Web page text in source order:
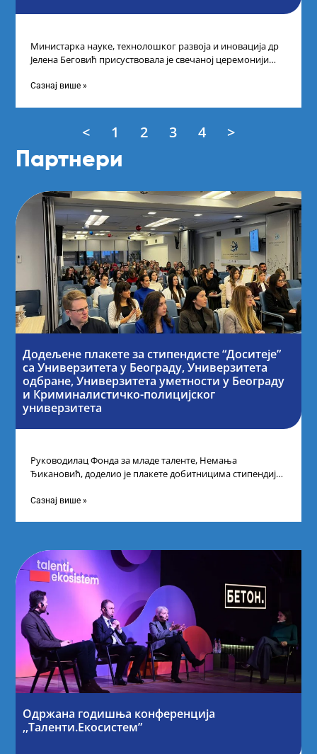
Министарка науке, технолошког развоја и иновација др
Јелена Беговић присуствовала је свечаној церемонији
„Доситеја” Фонда
Сазнај више »
< 1 2 3 4 >
Партнери
Додељене плакете за стипендисте “Доситеје”
са Универзитета у Београду, Универзитета
одбране, Универзитета уметности у Београду
и Криминалистичко-полицијског
универзитета
Руководилац Фонда за младе таленте, Немања
Ђикановић, доделио је плакете добитницима стипендије
технолошком парку
Сазнај више »
Одржана годишња конференција
,,Таленти.Екосистем”